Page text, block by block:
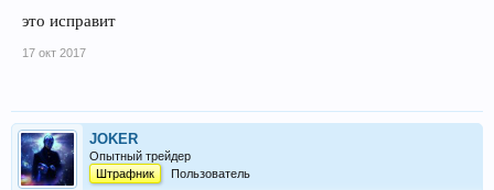
это исправит
17 окт 2017
JOKER
Опытный трейдер
Штрафник
Пользователь